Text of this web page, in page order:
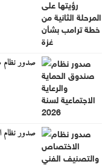
صدور نظام
صدور نظام